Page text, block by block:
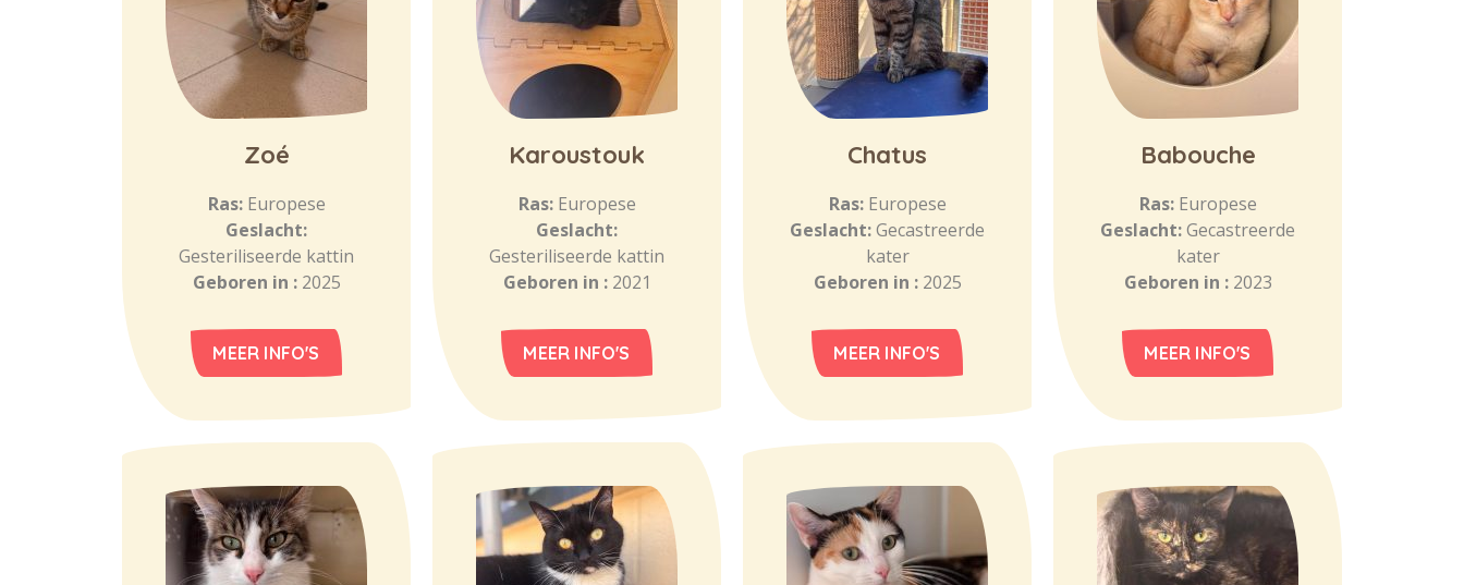
Zoé
Ras: Europese
Geslacht:
Gesteriliseerde kattin
Geboren in : 2025
MEER INFO'S
Karoustouk
Ras: Europese
Geslacht:
Gesteriliseerde kattin
Geboren in : 2021
MEER INFO'S
Chatus
Ras: Europese
Geslacht:Gecastreerde
kater
Geboren in : 2025
MEER INFO'S
Babouche
Ras: Europese
Geslacht:Gecastreerde
kater
Geboren in : 2023
MEER INFO'S